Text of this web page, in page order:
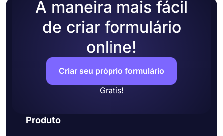
A maneira mais fácil
de criar formulário
online!
Criar seu próprio formulário
Grátis!
Produto